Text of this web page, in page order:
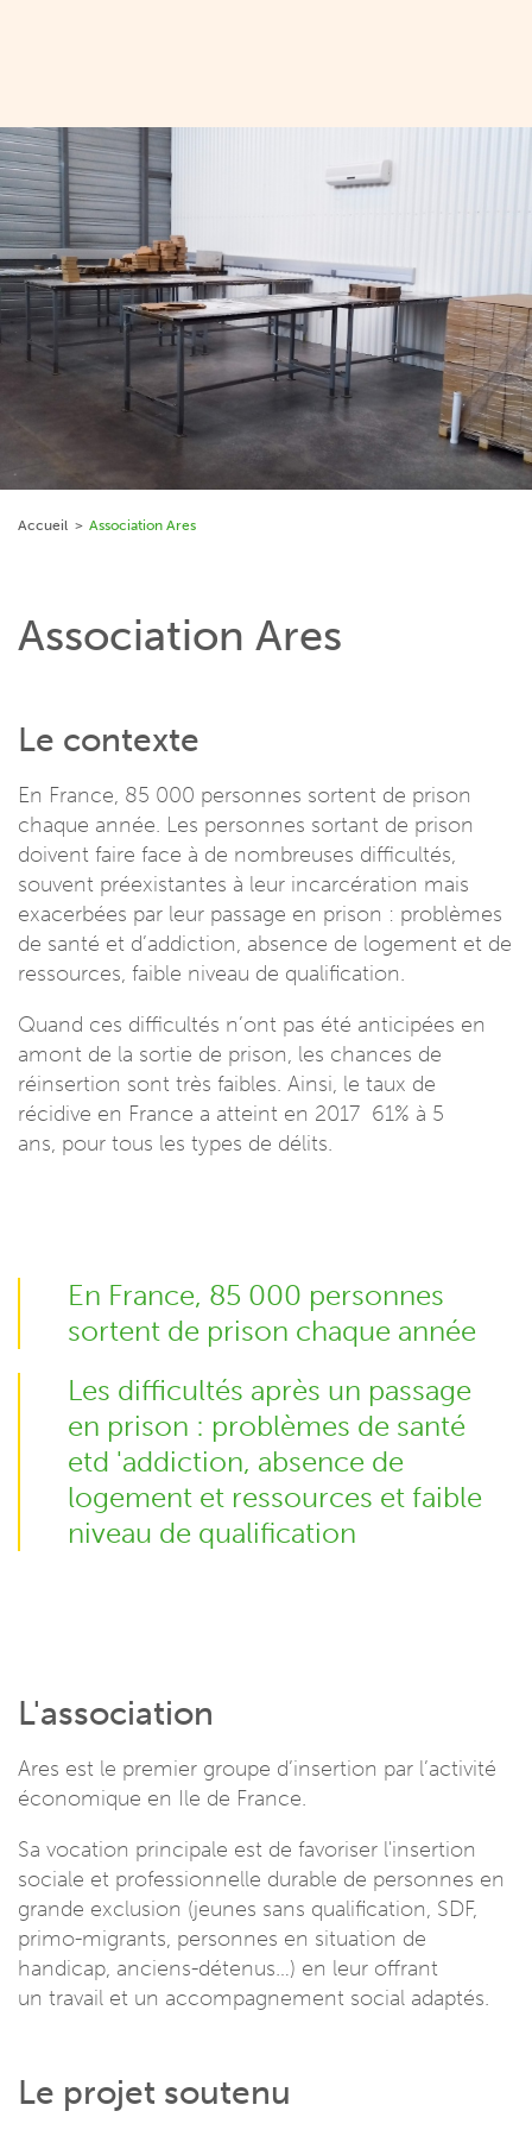
Accueil Association Ares
Association Ares
Le contexte
En France, 85 000 personnes sortent de prison
chaque année. Les personnes sortant de prison
doivent faire face à de nombreuses difficultés,
souvent préexistantes à leur incarcération mais
exacerbées par leur passage en prison : problèmes
de santé et d’addiction, absence de logement et de
ressources, faible niveau de qualification.
Quand ces difficultés n’ont pas été anticipées en
amont de la sortie de prison, les chances de
réinsertion sont très faibles. Ainsi, le taux de
récidive en France a atteint en 2017 61% à 5
ans, pour tous les types de délits.
En France, 85 000 personnes
sortent de prison chaque année
Les difficultés après un passage
en prison : problèmes de santé
etd 'addiction, absence de
logement et ressources et faible
niveau de qualification
L'association
Ares est le premier groupe d’insertion par l’activité
économique en Ile de France.
Sa vocation principale est de favoriser l'insertion
sociale et professionnelle durable de personnes en
grande exclusion (jeunes sans qualification, SDF,
primo-migrants, personnes en situation de
handicap, anciens-détenus…) en leur offrant
un travail et un accompagnement social adaptés.
Le projet soutenu